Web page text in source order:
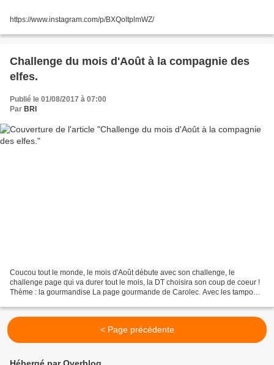
https://www.instagram.com/p/BXQoltplmWZ/
Challenge du mois d'Août à la compagnie des
elfes.
Publié le 01/08/2017 à 07:00
Par BRI
Coucou tout le monde, le mois d'Août débute avec son challenge, le
challenge page qui va durer tout le mois, la DT choisira son coup de coeur !
Thème : la gourmandise La page gourmande de Carolec. Avec les tampons
< Page précédente